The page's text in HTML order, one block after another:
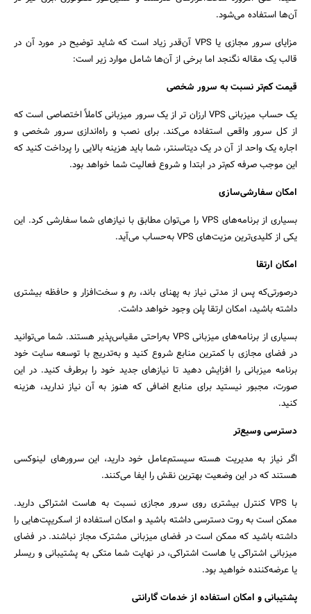
آن‌ها استفاده می‌شود.
مزایای سرور مجازی یا VPS آن‌قدر زیاد است که شاید توضیح در مورد آن در
قالب یک مقاله نگنجد اما برخی از آن‌ها شامل موارد زیر است:
قیمت کم‌تر نسبت به سرور شخصی
یک حساب میزبانی VPS ارزان‌ تر از یک سرور میزبانی کاملاً اختصاصی است که
از کل سرور واقعی استفاده می‌کند. برای نصب و راه‌اندازی سرور شخصی و
اجاره یک واحد از آن در یک دیتاسنتر، شما باید هزینه بالایی را پرداخت کنید که
این موجب صرفه کم‌تر در ابتدا و شروع فعالیت شما خواهد بود.
امکان سفارشی‌سازی
بسیاری از برنامه‌های VPS را می‌توان مطابق با نیازهای شما سفارشی کرد. این
یکی از کلیدی‌ترین مزیت‌های VPS به‌حساب می‌آید.
امکان ارتقا
درصورتی‌که پس از مدتی نیاز به پهنای باند، رم و سخت‌افزار و حافظه بیشتری
داشته باشید، امکان ارتقا پلن وجود خواهد داشت.
بسیاری از برنامه‌های میزبانی VPS به‌راحتی مقیاس‌پذیر هستند. شما می‌توانید
در فضای مجازی با کمترین منابع شروع کنید و به‌تدریج با توسعه سایت خود
برنامه میزبانی را افزایش دهید تا نیازهای جدید خود را برطرف کنید. در این
صورت، مجبور نیستید برای منابع اضافی که هنوز به آن نیاز ندارید، هزینه
کنید.
دسترسی وسیع‌تر
اگر نیاز به مدیریت هسته سیستم‌عامل خود دارید، این سرورهای لینوکسی
هستند که در این وضعیت بهترین نقش را ایفا می‌کنند.
با VPS کنترل بیشتری روی سرور مجازی نسبت به هاست اشتراکی دارید.
ممکن است به روت دسترسی داشته باشید و امکان استفاده از اسکریپت‌هایی را
داشته باشید که ممکن است در فضای میزبانی مشترک مجاز نباشند. در فضای
میزبانی اشتراکی یا هاست اشتراکی، در نهایت شما متکی به پشتیبانی و ریسلر
یا عرضه‌کننده خواهید بود.
پشتیبانی و امکان استفاده از خدمات گارانتی